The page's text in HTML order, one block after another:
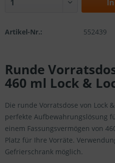
Artikel-Nr.: 552439
Runde
460 ml Lock &
Die runde Vorratsdose von Lock
perfekte Aufbewahrungslösung
einem Fassungsvermögen von
Platz für Ihre Vorräte.
Gefrierschrank möglich.